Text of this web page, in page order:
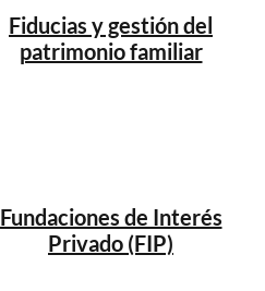
Fiducias y gestión del
patrimonio familiar
Fundaciones de Interés
Privado (FIP)